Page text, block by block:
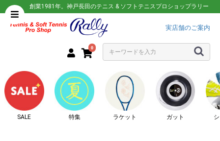
創業1981年。神戸長田のテニス & ソフトテニスプロショップラリー
実店舗のご案内
0
SALE 特集 ラケット ガット